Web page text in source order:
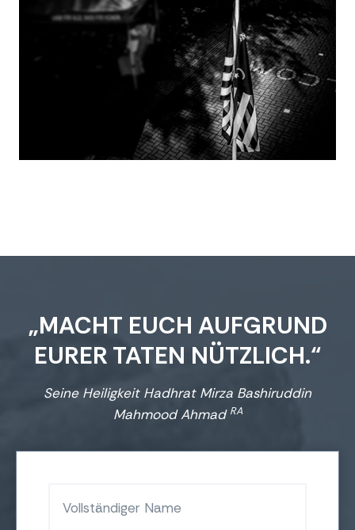
„MACHT EUCH AUFGRUND
EURER TATEN NÜTZLICH.“
Seine Heiligkeit Hadhrat Mirza Bashiruddin
Mahmood Ahmad RA